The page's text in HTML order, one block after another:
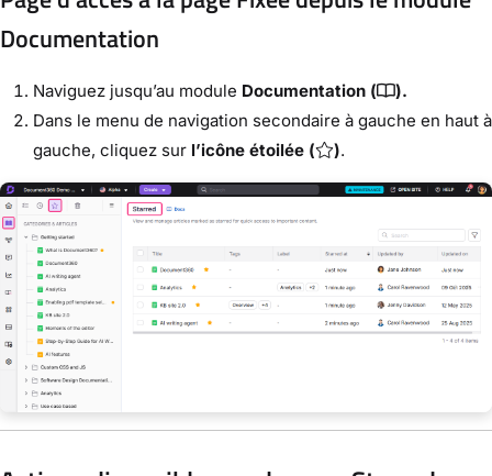
Documentation
Naviguez jusqu’au module Documentation (
).
Dans le menu de navigation secondaire à gauche en haut à
gauche, cliquez sur l’icône étoilée ( ).